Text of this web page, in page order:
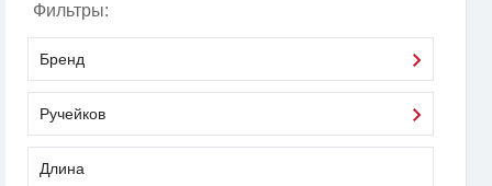
Фильтры:
Бренд
Ручейков
Длина